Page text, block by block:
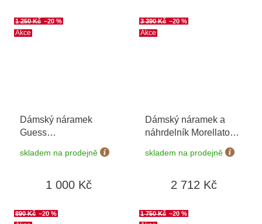
Akce
1 250 Kč –20 %
Dámský náramek
Guess
JUBB04618JWYGS+
možnost výměny do 90
skladem na prodejně
1 000 Kč
Akce
3 390 Kč –20 %
Dámský náramek a
náhrdelník Morellato
SET
skladem na prodejně
2 712 Kč
890 Kč –20 % 1 750 Kč –20 %